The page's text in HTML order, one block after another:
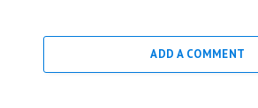
ADD A COMMENT